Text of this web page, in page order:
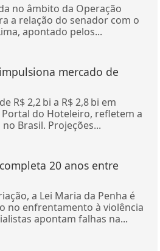
no âmbito da Operação
a relação do senador com o
apontado pelos...
mercado de
R$ 2,2 bi a R$ 2,8 bi em
do Hoteleiro, refletem a
Brasil. Projeções...
20 anos entre
a Lei Maria da Penha é
no enfrentamento à violência
apontam falhas na...